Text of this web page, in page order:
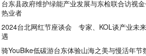
台东县政府维护绿能产业发展与东检联合访视
热业者
2024台北网红节座谈会 专家、KOL谈产业未
遇
骑YouBike低碳游台东体验山海之美与慢活年节